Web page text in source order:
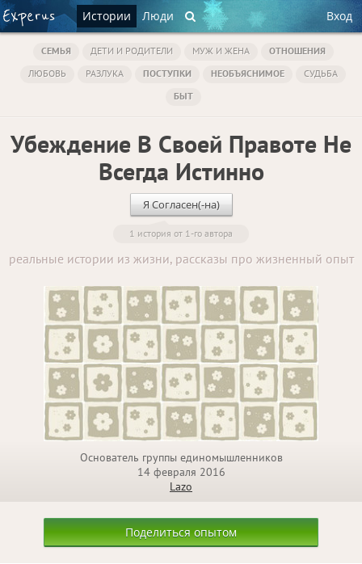
Истории Люди Вход
СЕМЬЯ ДЕТИ И РОДИТЕЛИ МУЖ И ЖЕНА
ОТНОШЕНИЯ
ЛЮБОВЬ
РАЗЛУКА ПОСТУПКИ НЕОБЪЯСНИМОЕ
СУДЬБА
БЫТ
Убеждение В Своей Правоте Не
Всегда Истинно
Я Согласен(-на)
1 история от 1-го автора
реальные истории из жизни, рассказы про жизненный опыт
Основатель группы единомышленников
14 февраля 2016
Lazo
Поделиться опытом